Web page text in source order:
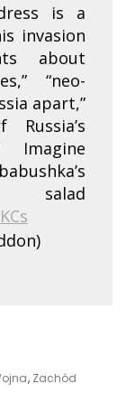
is a
invasion
about
“neo-
apart,”
Imagine
, Zachód